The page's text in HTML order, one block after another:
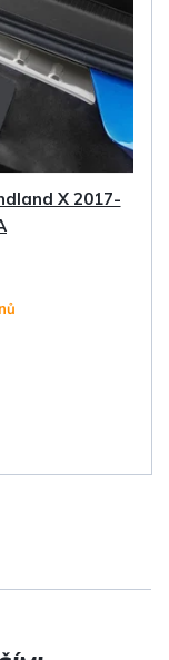
X 2017-